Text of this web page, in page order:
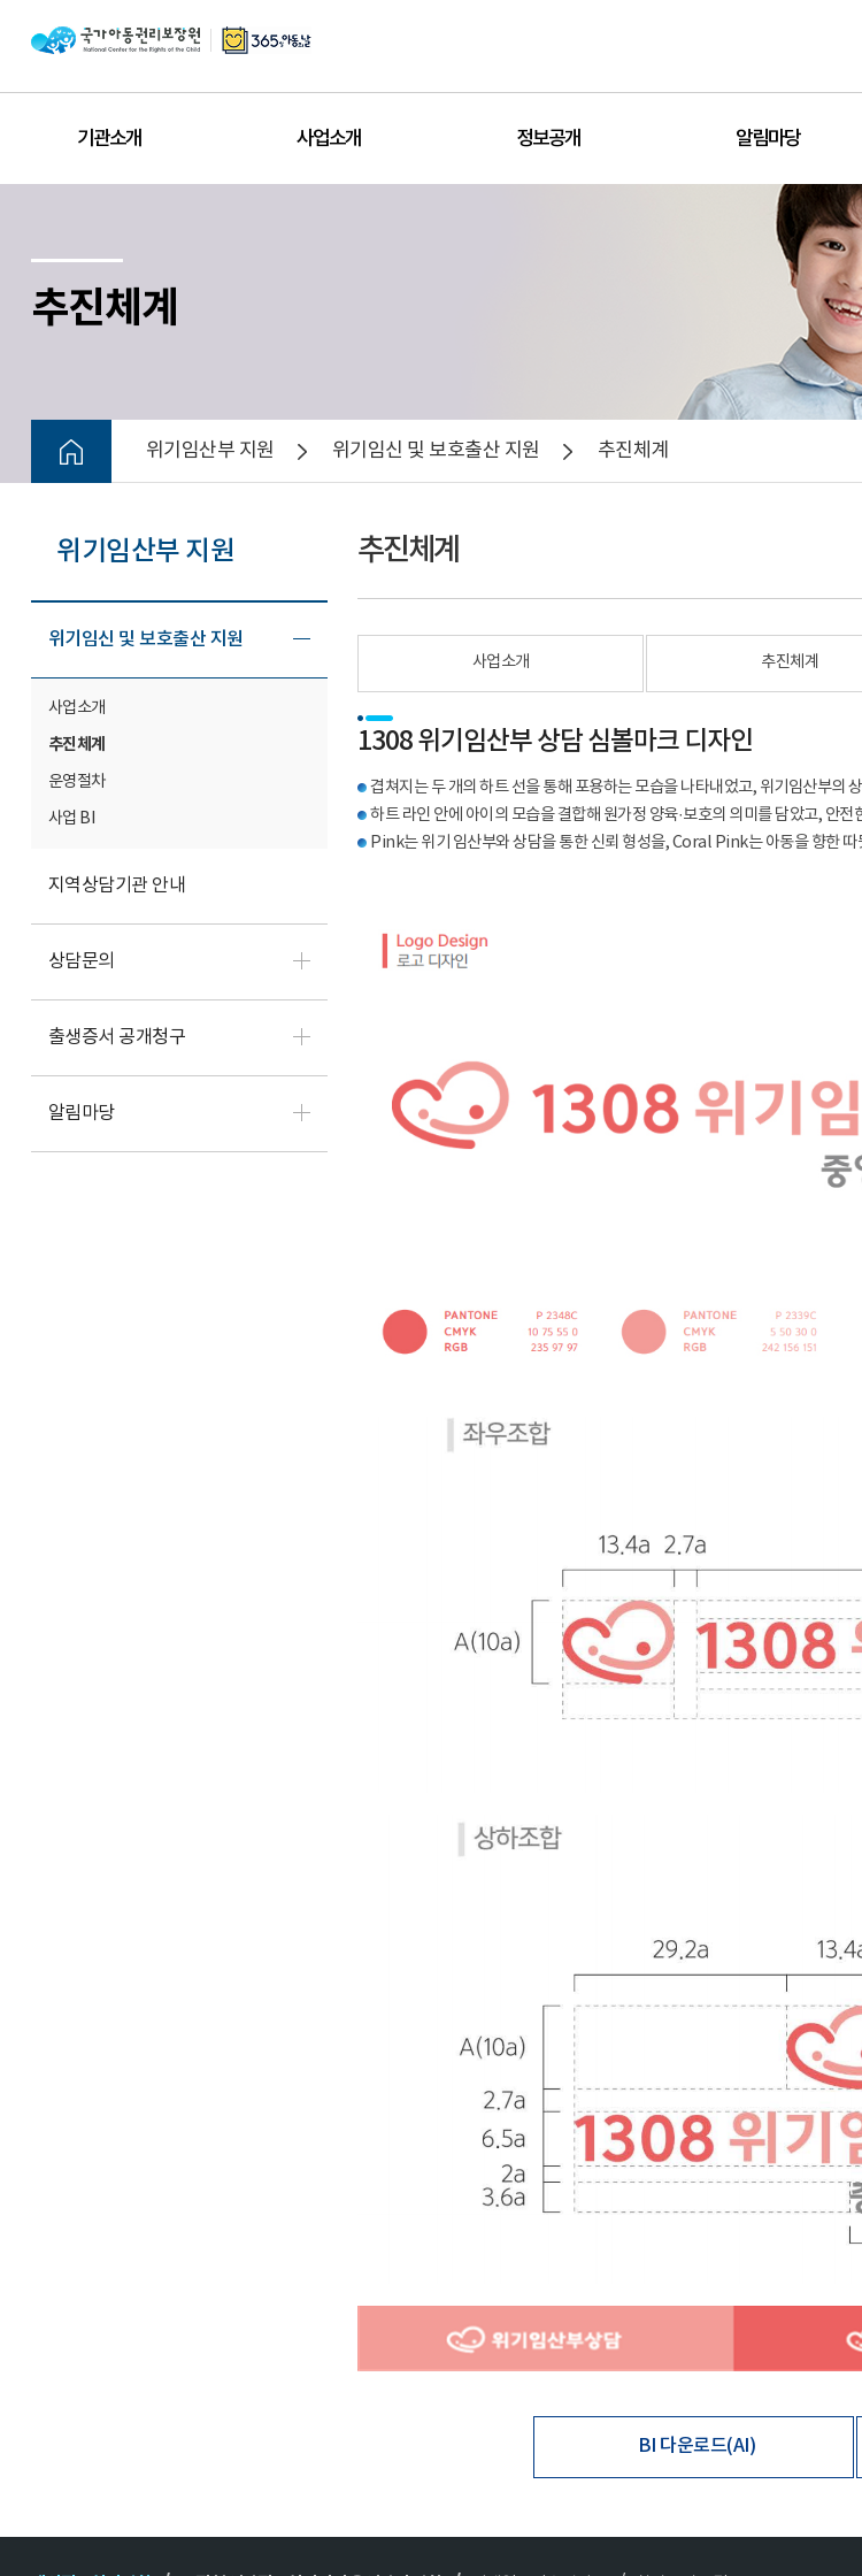
기관소개 사업소개 정보공개 알림마당
추진체계
위기임산부 지원 위기임신 및 보호출산 지원 추진체계
추진체계
사업소개 추진체계
1308 위기임산부 상담 심볼마크 디자인
겹쳐지는 두 개의 하트 선을 통해 포용하는 모습을 나타내었고, 위기임산부의
하트 라인 안에 아이의 모습을 결합해 원가정 양육·보호의 의미를 담았고, 안
Pink는 위기 임산부와 상담을 통한 신뢰 형성을, Coral Pink는 아동을 향한 따
BI 다운로드(AI)
위기임산부 지원
위기임신 및 보호출산 지원
사업소개
추진체계
운영절차
사업 BI
지역상담기관 안내
상담문의
출생증서 공개청구
알림마당